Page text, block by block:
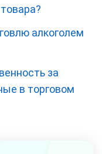
алкоголем
за
в торговом